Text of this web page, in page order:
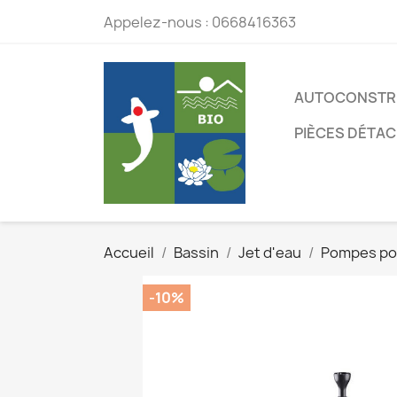
Appelez-nous : 0668416363
PIÈCES
Accueil Bassin Jet d'eau Pompes
-10%